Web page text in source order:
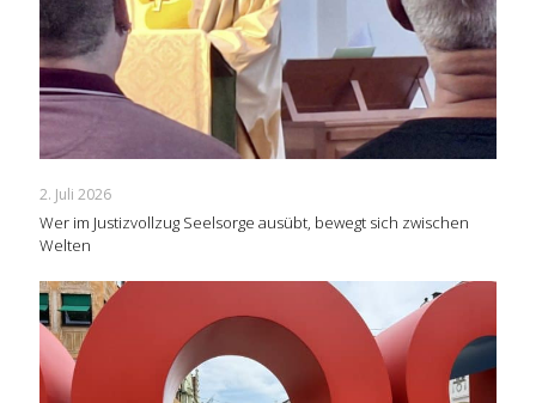
2. Juli 2026
Wer im Justizvollzug Seelsorge ausübt, bewegt sich zwischen
Welten